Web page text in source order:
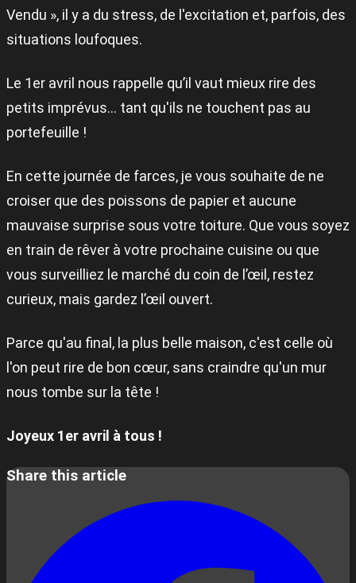
Vendu », il y a du stress, de l'excitation et, parfois, des
situations loufoques.
Le 1er avril nous rappelle qu’il vaut mieux rire des
petits imprévus... tant qu'ils ne touchent pas au
portefeuille !
En cette journée de farces, je vous souhaite de ne
croiser que des poissons de papier et aucune
mauvaise surprise sous votre toiture. Que vous soyez
en train de rêver à votre prochaine cuisine ou que
vous surveilliez le marché du coin de l’œil, restez
curieux, mais gardez l’œil ouvert.
Parce qu'au final, la plus belle maison, c'est celle où
l'on peut rire de bon cœur, sans craindre qu'un mur
nous tombe sur la tête !
Joyeux 1er avril à tous !
Share this article